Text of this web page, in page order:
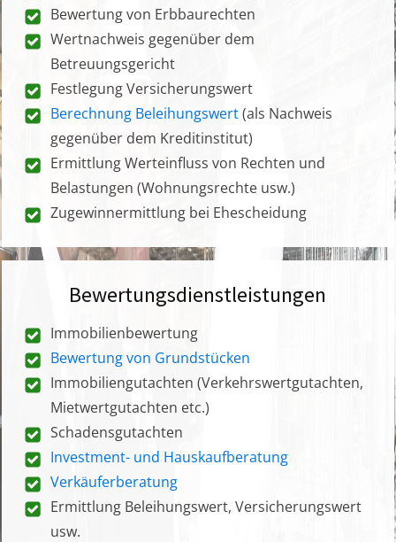
Bewertung von Erbbaurechten
Wertnachweis gegenüber dem
Betreuungsgericht
Festlegung Versicherungswert
Berechnung Beleihungswert(als Nachweis
gegenüber dem Kreditinstitut)
Ermittlung Werteinfluss von Rechten und
Belastungen (Wohnungsrechte usw.)
Zugewinnermittlung bei Ehescheidung
Bewertungsdienstleistungen
Immobilienbewertung
Bewertung von Grundstücken
Immobiliengutachten (Verkehrswertgutachten,
Mietwertgutachten etc.)
Schadensgutachten
Investment- und Hauskaufberatung
Verkäuferberatung
Ermittlung Beleihungswert, Versicherungswert
usw.